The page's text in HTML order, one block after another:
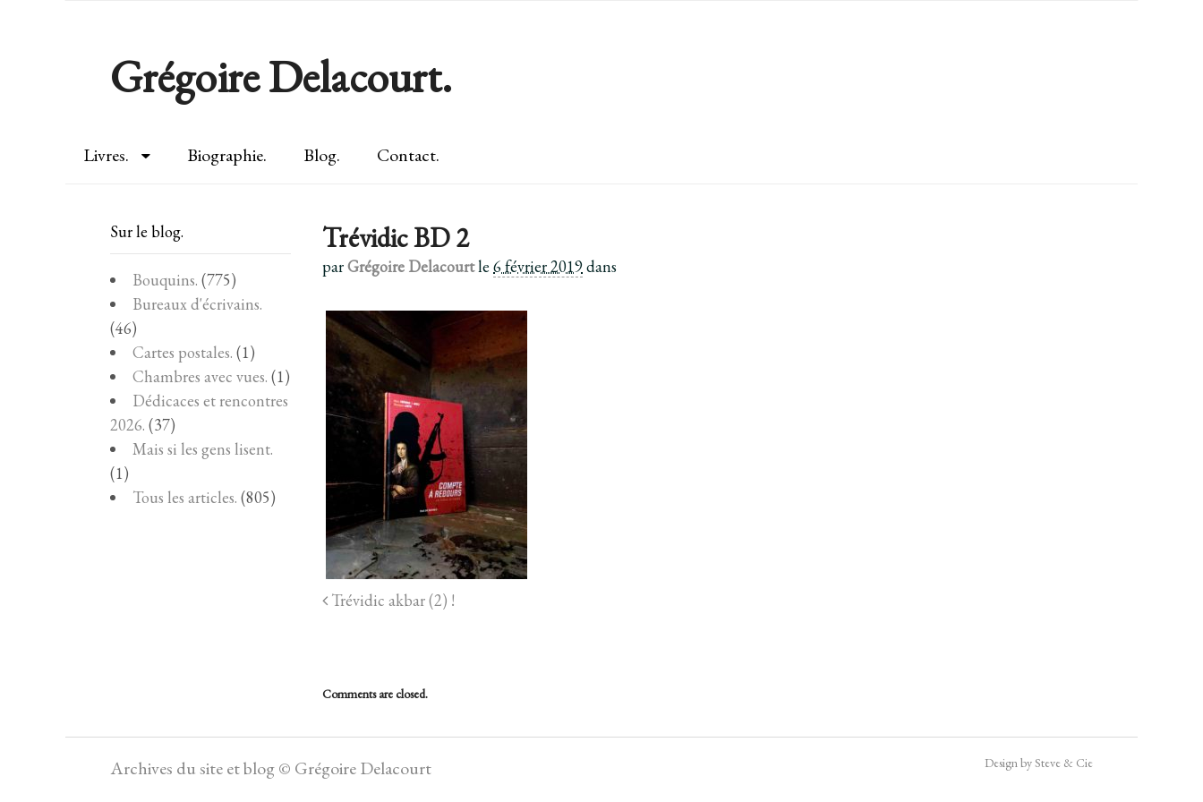
Grégoire Delacourt.
Livres. Biographie. Blog. Contact.
Trévidic BD 2
parGrégoire Delacourtle 6 février 2019dans
Trévidic akbar (2) !
Comments are closed.
Sur le blog.
Bouquins. (775)
Bureaux d'écrivains.
(46)
Cartes postales. (1)
Chambres avec vues. (1)
Dédicaces et rencontres
2026. (37)
Mais si les gens lisent.
(1)
Tous les articles. (805)
Archives du site et blog © Grégoire Delacourt Design by Steve & Cie